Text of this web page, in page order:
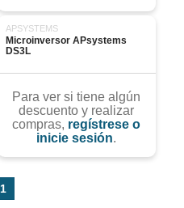
APSYSTEMS
Microinversor APsystems
DS3L
Para ver si tiene algún
descuento y realizar
compras, regístrese o
inicie sesión.
1